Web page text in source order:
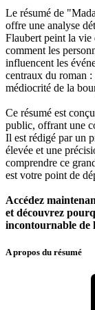
Le résumé de
offre une analyse
Flaubert peint la vie
comment les
influencent les
centraux du roman
médiocrité de la
Ce résumé est
public, offrant une
Il est rédigé par un
élevée et une
comprendre ce
est votre point de
Accédez
et découvrez
incontournable de
A propos du résumé